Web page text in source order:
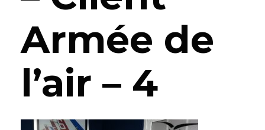
Armée de
l’air – 4